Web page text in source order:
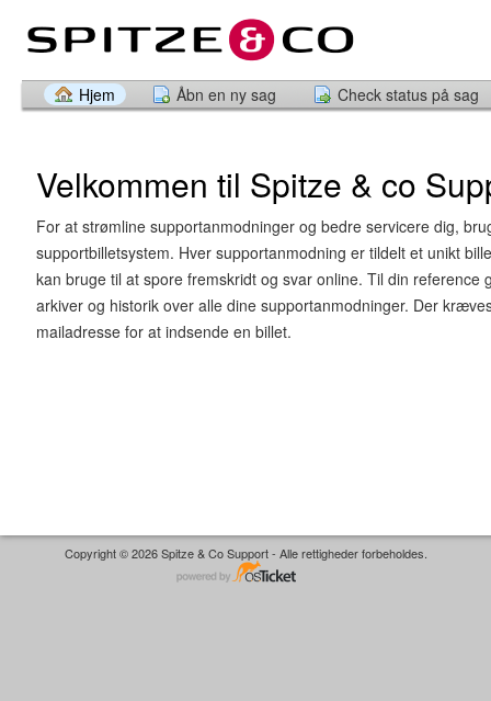
Hjem Åbn en ny sag Check status på sag
Velkommen til Spitze & co
For at strømline supportanmodninger og bedre servicere dig,
supportbilletsystem. Hver supportanmodning er tildelt et unikt
kan bruge til at spore fremskridt og svar online. Til din reference
arkiver og historik over alle dine supportanmodninger. Der
mailadresse for at indsende en billet.
Copyright © 2026 Spitze & Co Support - Alle rettigheder forbeholdes.